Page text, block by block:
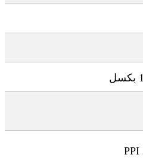
بكسل
PPI